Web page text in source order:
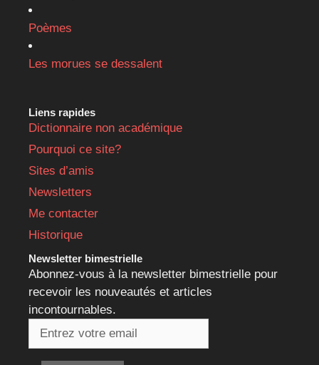
Poèmes
Les morues se dessalent
Liens rapides
Dictionnaire non académique
Pourquoi ce site?
Sites d’amis
Newsletters
Me contacter
Historique
Newsletter bimestrielle
Abonnez-vous à la newsletter bimestrielle pour
recevoir les nouveautés et articles
incontournables.